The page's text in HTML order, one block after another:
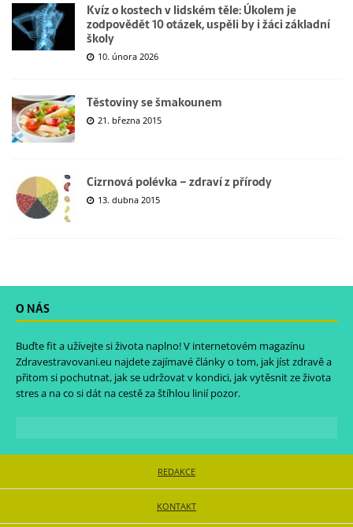
Kvíz o kostech v lidském těle: Úkolem je
zodpovědět 10 otázek, uspěli by i žáci základní
školy
10. února 2026
Těstoviny se šmakounem
21. března 2015
Cizrnová polévka – zdraví z přírody
13. dubna 2015
O NÁS
Buďte fit a užívejte si života naplno! V internetovém magazínu
Zdravestravovani.eu najdete zajímavé články o tom, jak jíst zdravě a
přitom si pochutnat, jak se udržovat v kondici, jak vytěsnit ze života
stres a na co si dát na cestě za štíhlou linií pozor.
REDAKCE
KONTAKT